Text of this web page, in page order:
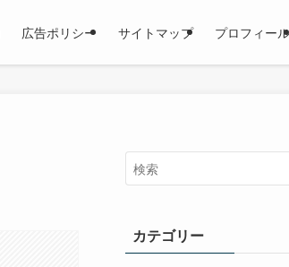
広告ポリシー サイトマップ プロフィール
カテゴリー